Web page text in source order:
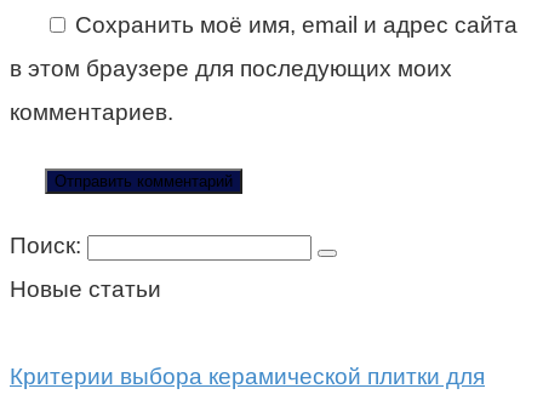
Сохранить моё имя, email и адрес сайта
в этом браузере для последующих моих
комментариев.
Поиск:
Новые статьи
Критерии выбора керамической плитки для